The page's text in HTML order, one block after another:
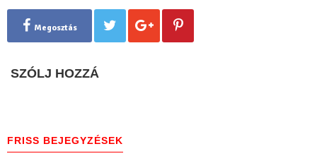
Megosztás
SZÓLJ HOZZÁ
FRISS BEJEGYZÉSEK